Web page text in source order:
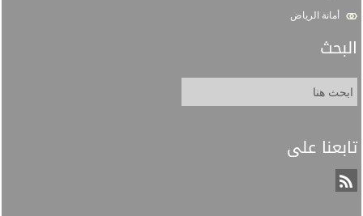
أمانة الرياض
البحث
تابعنا على